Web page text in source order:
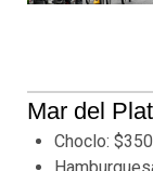
Mar del
Choclo: